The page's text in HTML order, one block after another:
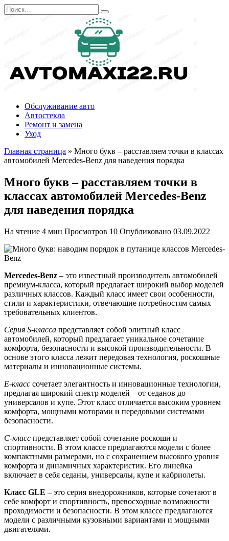
Перейти
к
Search
for:
Обслуживание авто
Автостекла
Ремонт и замена
Уход
Главная страница » Много букв – расставляем точки в классах
автомобилей Mercedes-Benz для наведения порядка
Много букв – расставляем точки в
классах автомобилей Mercedes-Benz
для наведения порядка
На чтение 4 мин Просмотров 10 Опубликовано 03.09.2022
Mercedes-Benz – это известный производитель автомобилей
премиум-класса, который предлагает широкий выбор моделей
различных классов. Каждый класс имеет свои особенности,
стили и характеристики, отвечающие потребностям самых
требовательных клиентов.
Серия S-класса представляет собой элитный класс
автомобилей, который предлагает уникальное сочетание
комфорта, безопасности и высокой производительности. В
основе этого класса лежит передовая технология, роскошные
материалы и инновационные системы.
E-класс сочетает элегантность и инновационные технологии,
предлагая широкий спектр моделей – от седанов до
универсалов и купе. Этот класс отличается высоким уровнем
комфорта, мощными моторами и передовыми системами
безопасности.
C-класс представляет собой сочетание роскоши и
спортивности. В этом классе предлагаются модели с более
компактными размерами, но с сохранением высокого уровня
комфорта и динамичных характеристик. Его линейка
включает в себя седаны, универсалы, купе и кабриолеты.
Класс GLE – это серия внедорожников, которые сочетают в
себе комфорт и спортивность, превосходные возможности
проходимости и безопасности. В этом классе предлагаются
модели с различными кузовными вариантами и мощными
двигателями.